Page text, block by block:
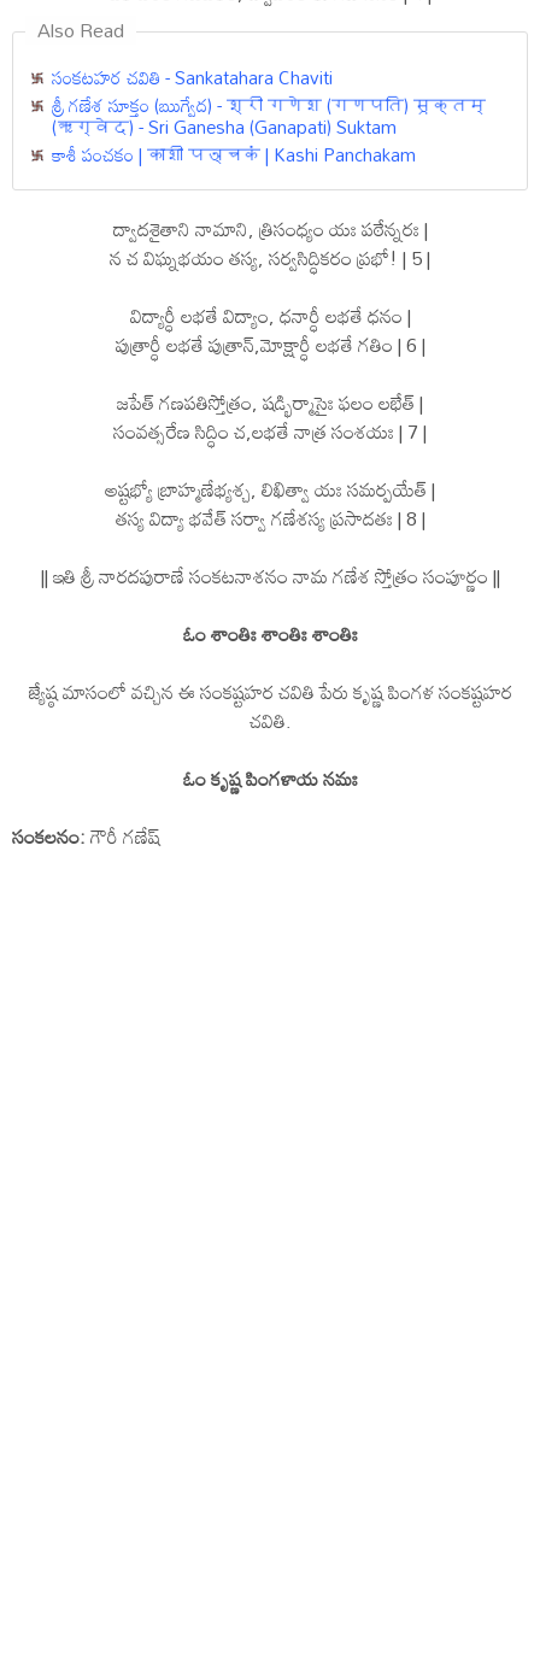
Also Read
సంకటహర చవితి - Sankatahara Chaviti
శ్రీ గణేశ సూక్తం (ఋగ్వేద) - श्री गणेश (गणपति) सूक्तम्
(ऋग्वेद) - Sri Ganesha (Ganapati) Suktam
కాశీ పంచకం | काशी पञ्चकं | Kashi Panchakam
ద్వాదశైతాని నామాని, త్రిసంధ్యం యః పఠేన్నరః |
న చ విఘ్నభయం తస్య, సర్వసిద్ధికరం ప్రభో! | 5 |
విద్యార్ధీ లభతే విద్యాం, ధనార్ధీ లభతే ధనం |
పుత్రార్ధీ లభతే పుత్రాన్,మోక్షార్ధీ లభతే గతిం | 6 |
జపేత్ గణపతిస్తోత్రం, షడ్భిర్మాసైః ఫలం లభేత్ |
సంవత్సరేణ సిద్ధిం చ,లభతే నాత్ర సంశయః | 7 |
అష్టభ్యో బ్రాహ్మణేభ్యశ్చ, లిఖిత్వా యః సమర్పయేత్ |
తస్య విద్యా భవేత్ సర్వా గణేశస్య ప్రసాదతః | 8 |
|| ఇతి శ్రీ నారదపురాణే సంకటనాశనం నామ గణేశ స్తోత్రం సంపూర్ణం ||
ఓం శాంతిః శాంతిః శాంతిః
జ్యేష్ఠ మాసంలో వచ్చిన ఈ సంకష్టహర చవితి పేరు కృష్ణ పింగళ సంకష్టహర
చవితి.
ఓం కృష్ణ పింగళాయ నమః
సంకలనం:గౌరీ గణేష్